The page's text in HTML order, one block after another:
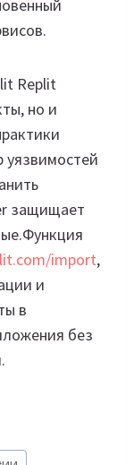
Replit
но и
уязвимостей
защищает
import,
и
в
без